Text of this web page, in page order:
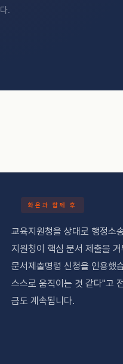
.
화온과 함께 후
교육지원청을 상대로 행정소
지원청이 핵심 문서 제출을
문서제출명령 신청을 인용했
스스로 움직이는 것 같다"고
금도 계속됩니다.